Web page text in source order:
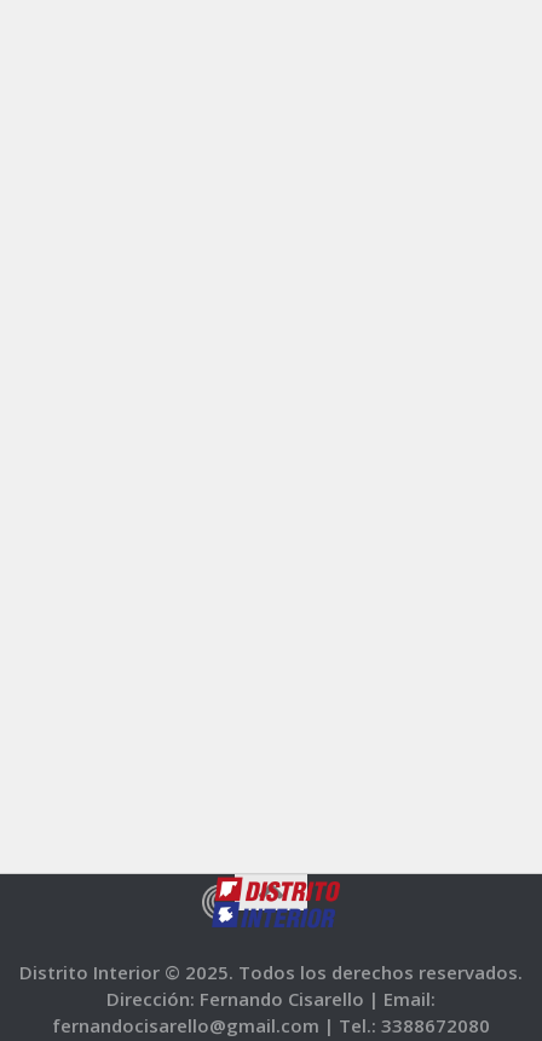
Distrito Interior © 2025. Todos los derechos reservados.
Dirección: Fernando Cisarello | Email:
fernandocisarello@gmail.com | Tel.: 3388672080